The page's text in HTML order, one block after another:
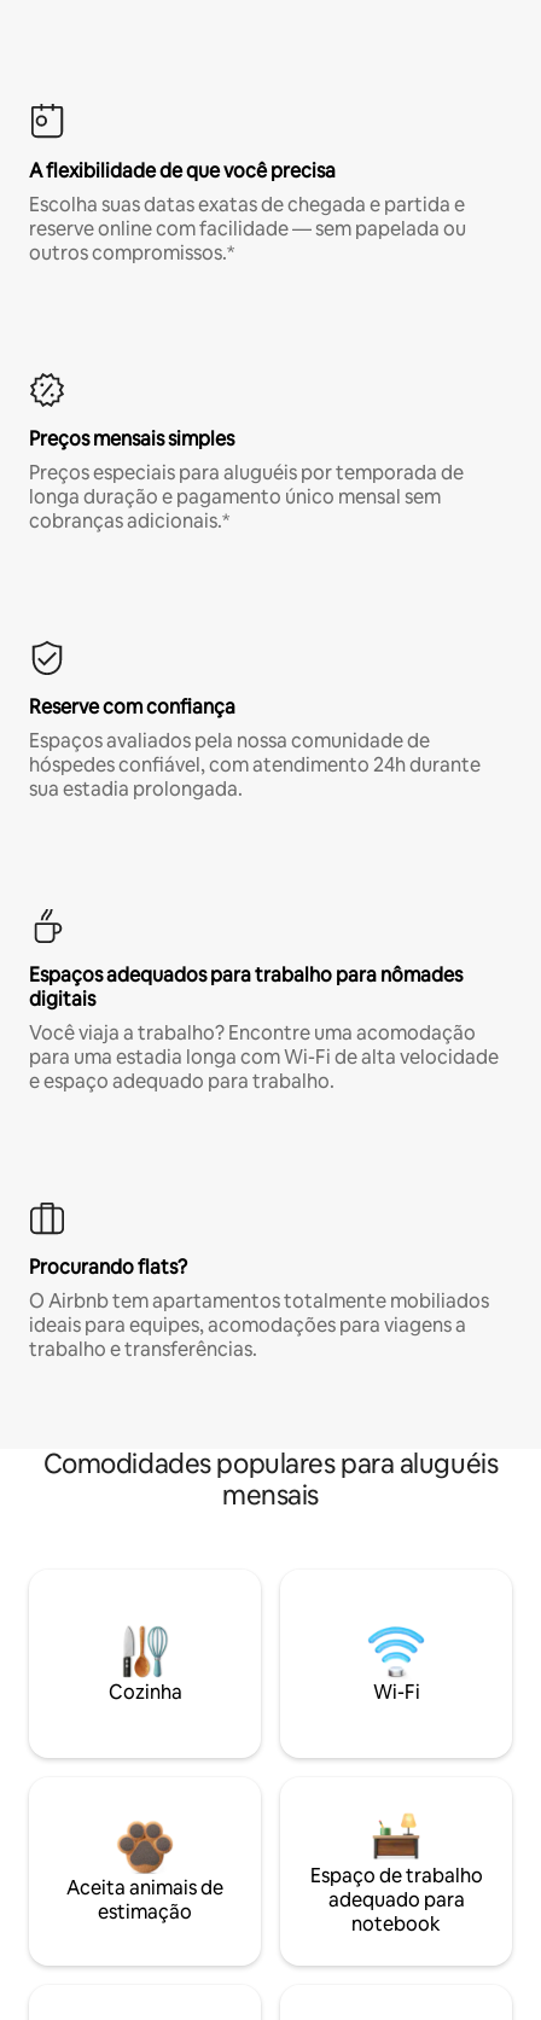
A flexibilidade de que você precisa
Escolha suas datas exatas de chegada e partida e
reserve online com facilidade — sem papelada ou
outros compromissos.*
Preços mensais simples
Preços especiais para aluguéis por temporada de
longa duração e pagamento único mensal sem
cobranças adicionais.*
Reserve com confiança
Espaços avaliados pela nossa comunidade de
hóspedes confiável, com atendimento 24h durante
sua estadia prolongada.
Espaços adequados para trabalho para nômades
digitais
Você viaja a trabalho? Encontre uma acomodação
para uma estadia longa com Wi-Fi de alta velocidade
e espaço adequado para trabalho.
Procurando flats?
O Airbnb tem apartamentos totalmente mobiliados
ideais para equipes, acomodações para viagens a
trabalho e transferências.
Comodidades populares para aluguéis
mensais
Cozinha Wi-Fi
Aceita animais de
estimação
Espaço de trabalho
adequado para
notebook